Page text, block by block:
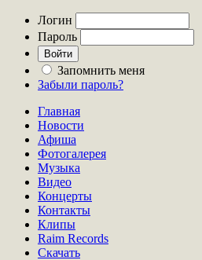
Логин
Пароль
Запомнить меня
Забыли пароль?
Главная
Новости
Афиша
Фотогалерея
Музыка
Видео
Концерты
Контакты
Клипы
Raim Records
Скачать